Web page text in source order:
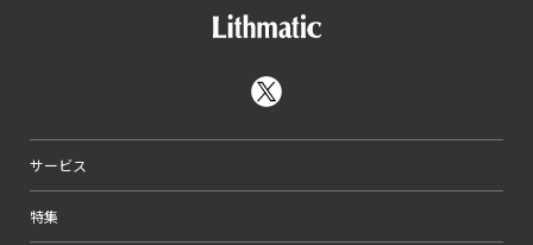
サービス
特集